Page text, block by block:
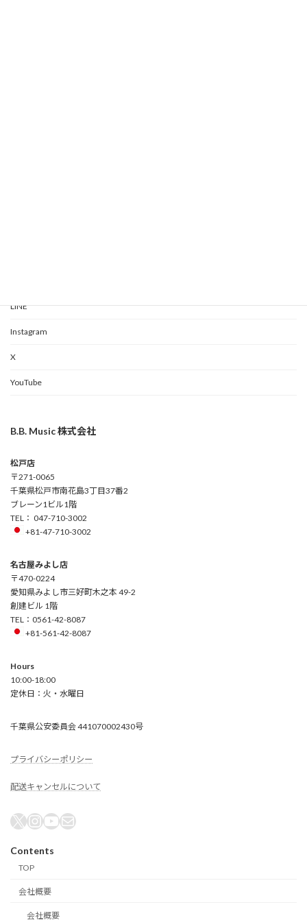
LINE
Instagram
X
YouTube
B.B. Music 株式会社
松戸店
〒271-0065
千葉県松戸市南花島3丁目37番2
ブレーン1ビル1階
TEL： 047-710-3002
+81-47-710-3002
名古屋みよし店
〒470-0224
愛知県みよし市三好町木之本 49-2
創建ビル 1階
TEL：0561-42-8087
+81-561-42-8087
Hours
10:00-18:00
定休日：火・水曜日
千葉県公安委員会 441070002430号
プライバシーポリシー
配送キャンセルについて
X Instagram
YouTube
メール
Contents
TOP
会社概要
会社概要